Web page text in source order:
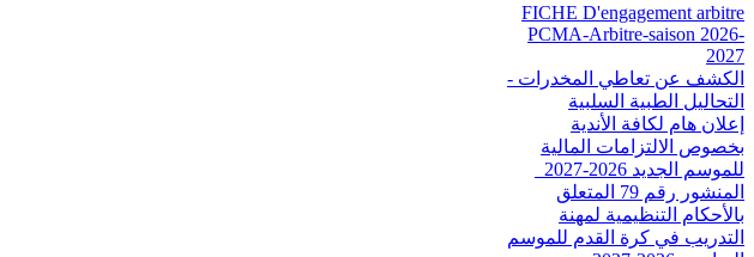
FICHE D'engagement arbitre
PCMA-Arbitre-saison 2026-
2027
الكشف عن تعاطي المخدرات -
التحاليل الطبية السلبية
إعلان هام لكافة الأندية
بخصوص الالتزامات المالية
للموسم الجديد 2026-2027_
المنشور رقم 79 المتعلق
بالأحكام التنظيمية لمهنة
التدريب في كرة القدم للموسم